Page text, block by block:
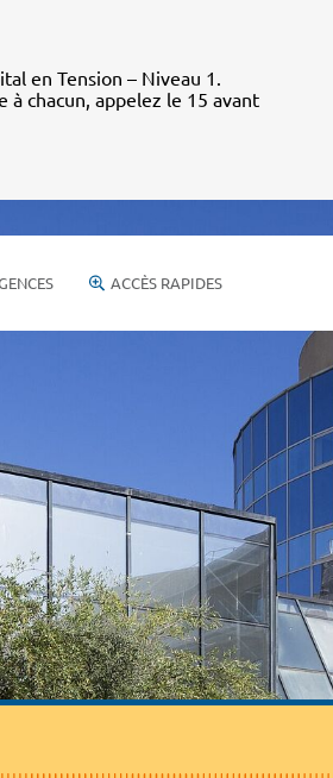
en Tension – Niveau 1.
à chacun, appelez le 15 avant
ACCÈS RAPIDES